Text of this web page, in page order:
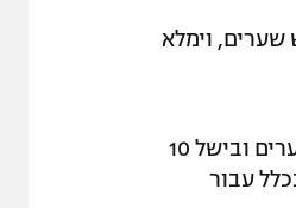
וימלא
מרמוש הרשים העונה עד כה במדי פרנקפורט, כאשר בבונדסליגה הוא הבקיע 15 שערים ובישל 10
עבור